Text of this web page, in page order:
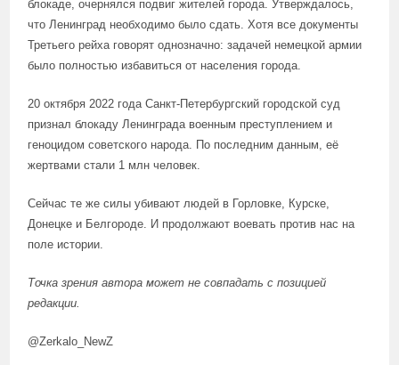
блокаде, очернялся подвиг жителей города. Утверждалось,
что Ленинград необходимо было сдать. Хотя все документы
Третьего рейха говорят однозначно: задачей немецкой армии
было полностью избавиться от населения города.
20 октября 2022 года Санкт-Петербургский городской суд
признал блокаду Ленинграда военным преступлением и
геноцидом советского народа. По последним данным, её
жертвами стали 1 млн человек.
Сейчас те же силы убивают людей в Горловке, Курске,
Донецке и Белгороде. И продолжают воевать против нас на
поле истории.
Точка зрения автора может не совпадать с позицией
редакции.
@Zerkalo_NewZ